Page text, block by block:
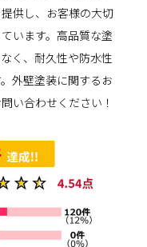
供し、お客様の大切
います。高品質な塗
く、耐久性や防水性
外壁塗装に関するお
い合わせください！